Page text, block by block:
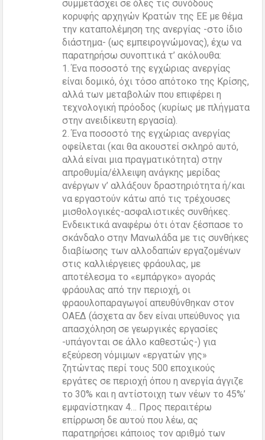
συμμετάσχει σε όλες τις συνόδους
κορυφής αρχηγών Κρατών της ΕΕ με θέμα
την καταπολέμηση της ανεργίας -στο ίδιο
διάστημα- (ως εμπειρογνώμονας), έχω να
παρατηρήσω συνοπτικά τ’ ακόλουθα:
1. Ένα ποσοστό της εγχώριας ανεργίας
είναι δομικό, όχι τόσο απότοκο της Κρίσης,
αλλά των μεταβολών που επιφέρει η
τεχνολογική πρόοδος (κυρίως με πλήγματα
στην ανειδίκευτη εργασία).
2. Ένα ποσοστό της εγχώριας ανεργίας
οφείλεται (και θα ακουστεί σκληρό αυτό,
αλλά είναι μια πραγματικότητα) στην
απροθυμία/έλλειψη ανάγκης μερίδας
ανέργων ν’ αλλάξουν δραστηριότητα ή/και
να εργαστούν κάτω από τις τρέχουσες
μισθολογικές-ασφαλιστικές συνθήκες.
Ενδεικτικά αναφέρω ότι όταν ξέσπασε το
σκάνδαλο στην Μανωλάδα με τις συνθήκες
διαβίωσης των αλλοδαπών εργαζομένων
στις καλλιέργειες φράουλας, με
αποτέλεσμα το «εμπάργκο» αγοράς
φράουλας από την περιοχή, οι
φραουλοπαραγωγοί απευθύνθηκαν στον
ΟΑΕΔ (άσχετα αν δεν είναι υπεύθυνος για
απασχόληση σε γεωργικές εργασίες
-υπάγονται σε άλλο καθεστώς-) για
εξεύρεση νόμιμων «εργατών γης»
ζητώντας περί τους 500 εποχικούς
εργάτες σε περιοχή όπου η ανεργία άγγιζε
το 30% και η αντίστοιχη των νέων το 45%’
εμφανίστηκαν 4… Προς περαιτέρω
επίρρωση δε αυτού που λέω, ας
παρατηρήσει κάποιος τον αριθμό των